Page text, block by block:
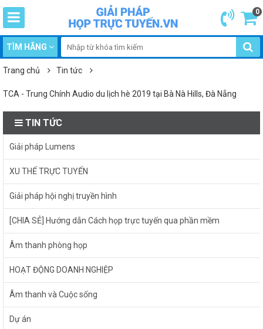
0
TÌM HÃNG
Trang chủ Tin tức
TCA - Trung Chính Audio du lịch hè 2019 tại Bà Nà Hills, Đà Nẵng
TIN TỨC
Giải pháp Lumens
XU THẾ TRỰC TUYẾN
Giải pháp hội nghị truyền hình
[CHIA SẺ] Hướng dẫn Cách họp trực tuyến qua phần mềm
Âm thanh phòng họp
HOẠT ĐỘNG DOANH NGHIỆP
Âm thanh và Cuộc sống
Dự án